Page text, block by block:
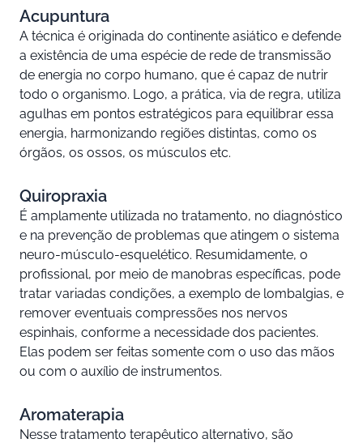
Acupuntura
A técnica é originada do continente asiático e defende
a existência de uma espécie de rede de transmissão
de energia no corpo humano, que é capaz de nutrir
todo o organismo. Logo, a prática, via de regra, utiliza
agulhas em pontos estratégicos para equilibrar essa
energia, harmonizando regiões distintas, como os
órgãos, os ossos, os músculos etc.
Quiropraxia
É amplamente utilizada no tratamento, no diagnóstico
e na prevenção de problemas que atingem o sistema
neuro-músculo-esquelético. Resumidamente, o
profissional, por meio de manobras específicas, pode
tratar variadas condições, a exemplo de lombalgias, e
remover eventuais compressões nos nervos
espinhais, conforme a necessidade dos pacientes.
Elas podem ser feitas somente com o uso das mãos
ou com o auxílio de instrumentos.
Aromaterapia
Nesse tratamento terapêutico alternativo, são